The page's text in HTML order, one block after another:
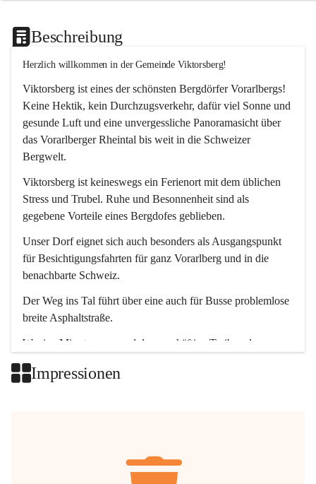
Beschreibung
Herzlich willkommen in der Gemeinde Viktorsberg!
Viktorsberg ist eines der schönsten Bergdörfer Vorarlbergs!
Keine Hektik, kein Durchzugsverkehr, dafür viel Sonne und
gesunde Luft und eine unvergessliche Panoramasicht über
das Vorarlberger Rheintal bis weit in die Schweizer
Bergwelt.
Viktorsberg ist keineswegs ein Ferienort mit dem üblichen
Stress und Trubel. Ruhe und Besonnenheit sind als
gegebene Vorteile eines Bergdofes geblieben.
Unser Dorf eignet sich auch besonders als Ausgangspunkt
für Besichtigungsfahrten für ganz Vorarlberg und in die
benachbarte Schweiz.
Der Weg ins Tal führt über eine auch für Busse problemlose
breite Asphaltstraße.
Wenige Minuten nur, und das geschäftige Treiben der
Impressionen